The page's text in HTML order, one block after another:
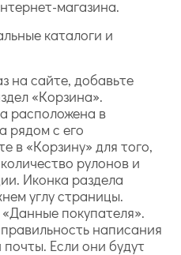
магазина.
каталоги и
на сайте, добавьте
«Корзина».
расположена в
рядом с его
в «Корзину» для того,
рулонов и
Иконка раздела
углу страницы.
покупателя».
написания
Если они будут